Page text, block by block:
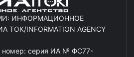
ИНФОРМАЦИОННОЕ
INFORMATION AGENCY
номер: серия ИА № ФС77-